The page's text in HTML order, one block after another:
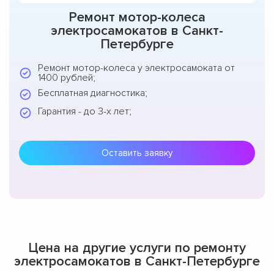
Ремонт мотор-колеса
электросамокатов в Санкт-
Петербурге
Ремонт мотор-колеса у электросамоката от
1400 рублей;
Бесплатная диагностика;
Гарантия - до 3-х лет;
Оставить заявку
Цена на другие услуги по ремонту
электросамокатов в Санкт-Петербурге